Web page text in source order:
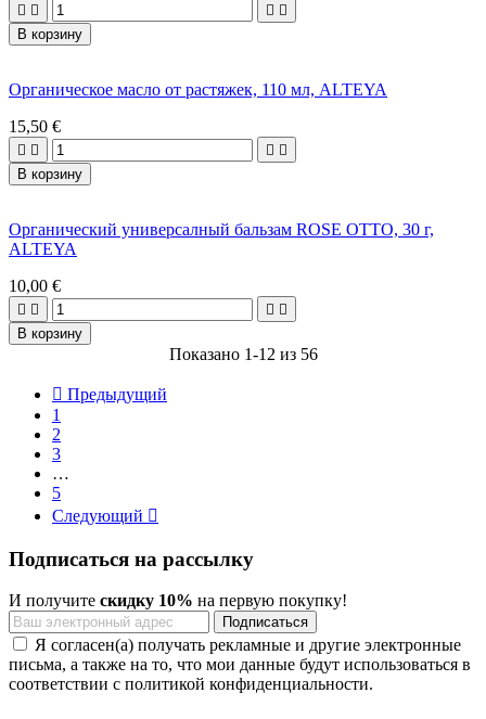
   
В корзину
Органическое масло от растяжек, 110 мл, ALTEYA
15,50 €
   
В корзину
Органический универсалный бальзам ROSE OTTO, 30 г,
ALTEYA
10,00 €
   
В корзину
Показано 1-12 из 56
 Предыдущий
1
2
3
…
5
Следующий 
Подписаться на рассылку
И получите скидку 10% на первую покупку!
Я согласен(а) получать рекламные и другие электронные
письма, а также на то, что мои данные будут использоваться в
соответствии с политикой конфиденциальности.